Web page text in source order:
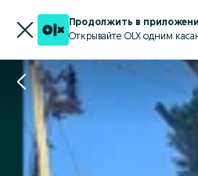
Продолжить в
Открывайте OLX одним